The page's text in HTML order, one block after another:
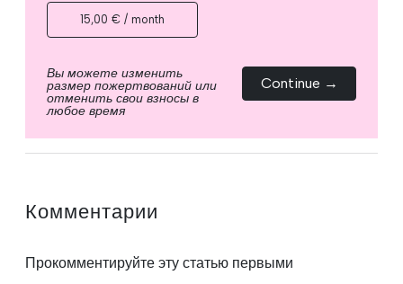
15,00 € / month
Вы можете изменить
размер пожертвований или
отменить свои взносы в
любое время
Continue →
Комментарии
Прокомментируйте эту статью первыми